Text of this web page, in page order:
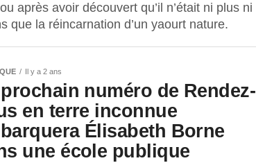
après avoir découvert qu’il n’était ni plus ni
que la réincarnation d’un yaourt nature.
Il y a 2 ans
numéro de Rendez-
en terre inconnue
Élisabeth Borne
une école publique